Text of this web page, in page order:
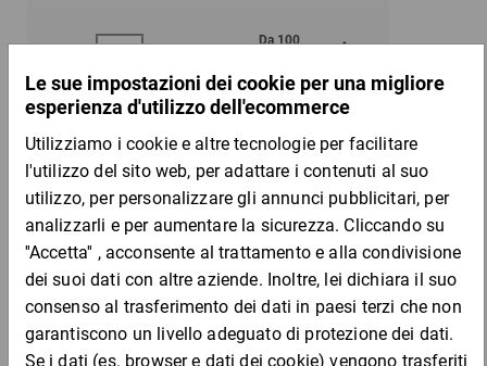
Da 100
per 100 Pezzo
Campione
DESCRIZIONE DEL PRODOTTO
Provali subito, ordina ora!